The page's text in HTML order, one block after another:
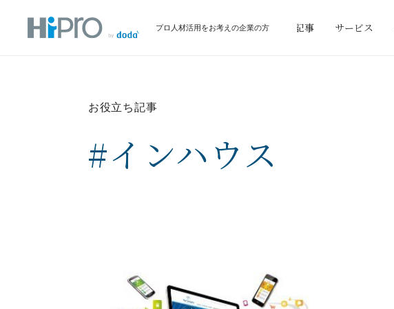
プロ人材活用をお考えの企業の方
サービス イベント情報 お役立ち記事 サービス
お役立ち記事
#インハウス